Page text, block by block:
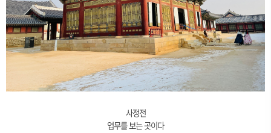
사정전
업무를 보는 곳이다